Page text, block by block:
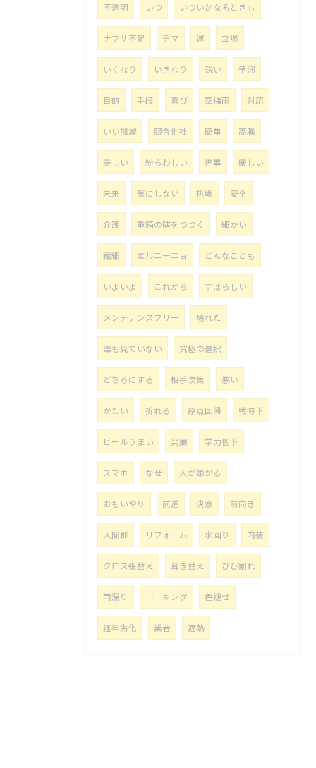
不透明 いつ いついかなるときも
ナフサ不足 デマ 運 立場
いくなり いきなり 鋭い 予測
目的 手段 喜び 空梅雨 対応
いい加減 競合他社 簡単 高騰
美しい 紛らわしい 差異 厳しい
未来 気にしない 挑戦 安全
介護 重箱の隅をつつく 細かい
繊細 エルニーニョ どんなことも
いよいよ これから すばらしい
メンテナンスフリー 壊れた
誰も見ていない 究極の選択
どちらにする 相手次第 悪い
かたい 折れる 原点回帰 戦時下
ビールうまい 発展 学力低下
スマホ なぜ 人が嫌がる
おもいやり 前進 決意 前向き
入間郡 リフォーム 水回り 内装
クロス張替え 葺き替え ひび割れ
雨漏り コーキング 色褪せ
経年劣化 業者 遮熱